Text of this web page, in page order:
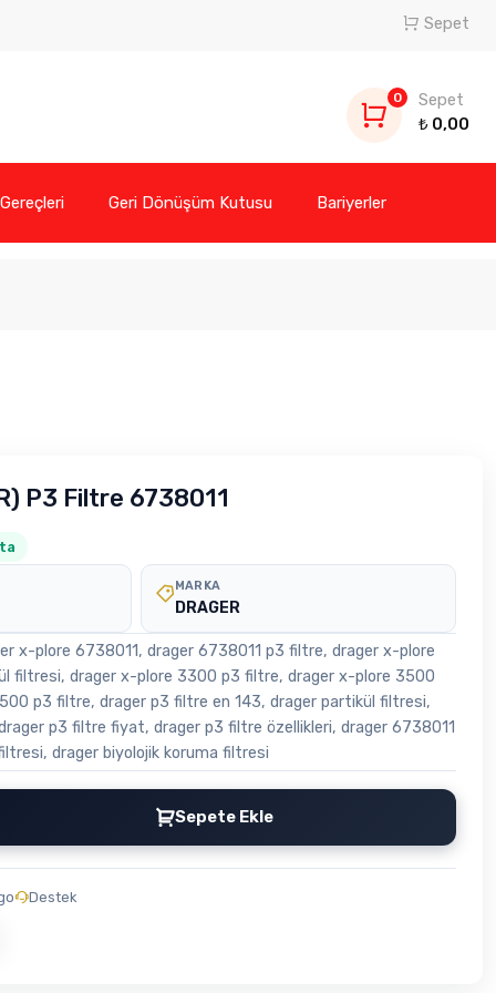
Sepet
0
Sepet
₺ 0,00
Geri Dönüşüm Kutusu Bariyerler
P3 Filtre 6738011
MARKA
DRAGER
x-plore 6738011, drager 6738011 p3 filtre, drager x-plore
filtresi, drager x-plore 3300 p3 filtre, drager x-plore 3500
p3 filtre, drager p3 filtre en 143, drager partikül filtresi,
p3 filtre fiyat, drager p3 filtre özellikleri, drager 6738011
drager biyolojik koruma filtresi
Sepete Ekle
Destek